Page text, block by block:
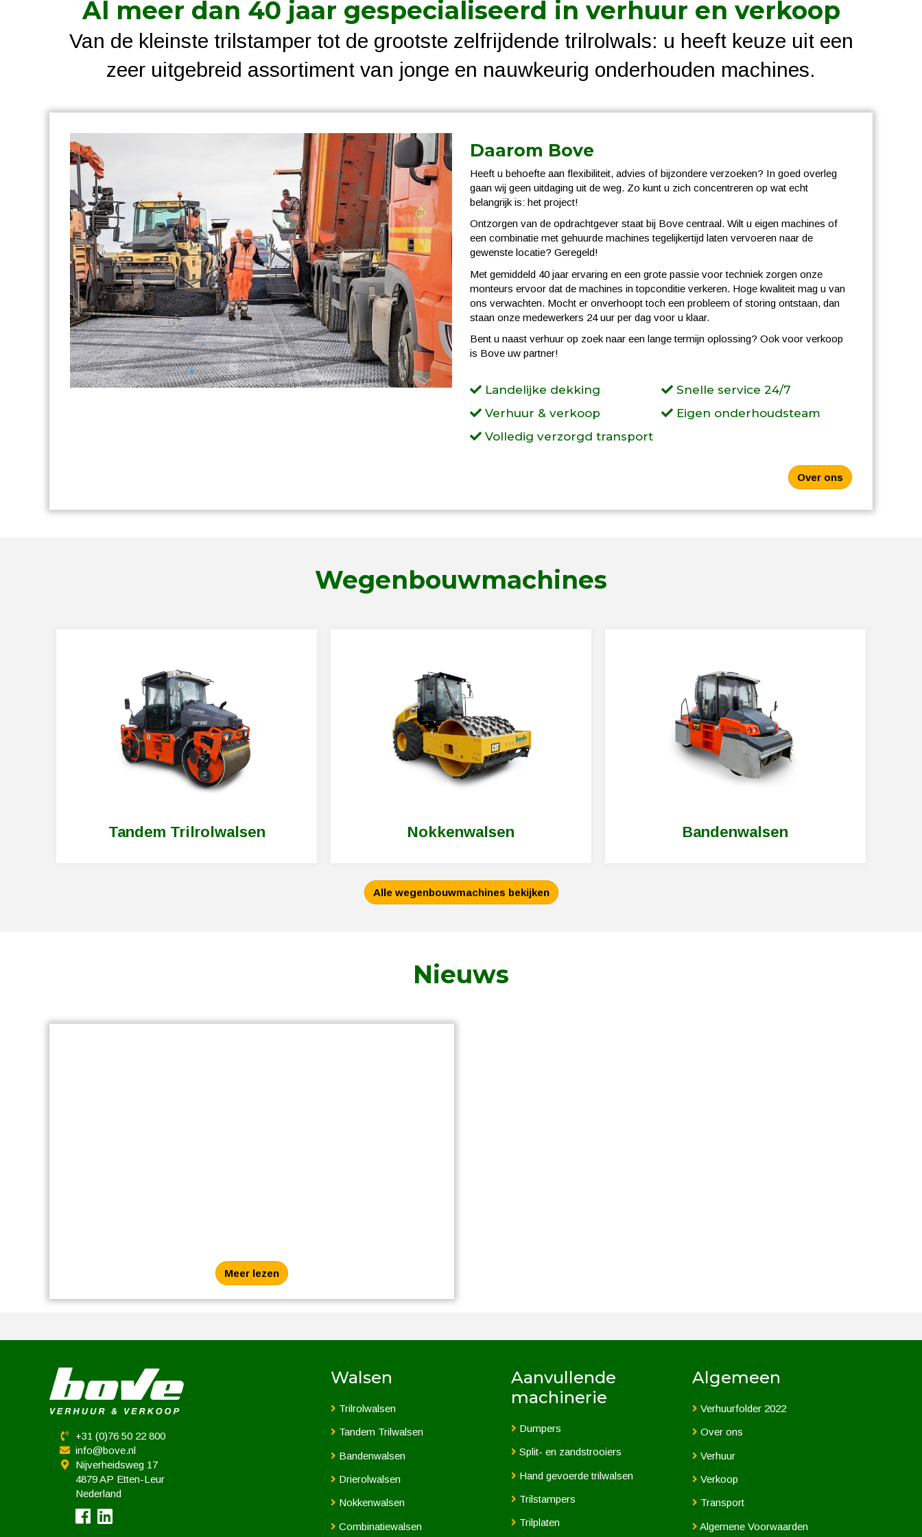
Al meer dan 40 jaar gespecialiseerd in verhuur en verkoop
Van de kleinste trilstamper tot de grootste zelfrijdende trilrolwals: u heeft keuze uit een
zeer uitgebreid assortiment van jonge en nauwkeurig onderhouden machines.
Daarom Bove
Heeft u behoefte aan flexibiliteit, advies of bijzondere verzoeken? In goed overleg
gaan wij geen uitdaging uit de weg. Zo kunt u zich concentreren op wat echt
belangrijk is: het project!
Ontzorgen van de opdrachtgever staat bij Bove centraal. Wilt u eigen machines of
een combinatie met gehuurde machines tegelijkertijd laten vervoeren naar de
gewenste locatie? Geregeld!
Met gemiddeld 40 jaar ervaring en een grote passie voor techniek zorgen onze
monteurs ervoor dat de machines in topconditie verkeren. Hoge kwaliteit mag u van
ons verwachten. Mocht er onverhoopt toch een probleem of storing ontstaan, dan
staan onze medewerkers 24 uur per dag voor u klaar.
Bent u naast verhuur op zoek naar een lange termijn oplossing? Ook voor verkoop
is Bove uw partner!
Landelijke dekking
Snelle service 24/7
Verhuur & verkoop
Eigen onderhoudsteam
Volledig verzorgd transport
Over ons
Wegenbouwmachines
tandemwals huren
Tandem Trilrolwalsen Nokkenwalsen Bandenwalsen
Alle wegenbouwmachines bekijken
Nieuws
Meer lezen
+31 (0)76 50 22 800
info@bove.nl
Nijverheidsweg 17
4879 AP Etten-Leur
Nederland
Walsen
Trilrolwalsen
Tandem Trilwalsen
Bandenwalsen
Drierolwalsen
Nokkenwalsen
Combinatiewalsen
Aanvullende
machinerie
Dumpers
Split- en zandstrooiers
Hand gevoerde trilwalsen
Trilstampers
Trilplaten
Algemeen
Verhuurfolder 2022
Over ons
Verhuur
Verkoop
Transport
Algemene Voorwaarden